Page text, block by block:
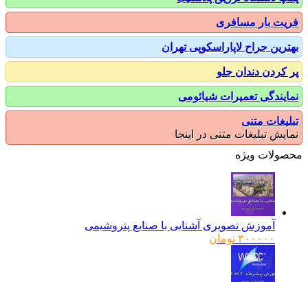
بار مسافری
جراح لاپاراسکوپی تهران
دندان جلو
تعمیرات شیائومی
متنی
تبلیغات متنی در اینجا
ویژه
آموزش تصویری آشنایی با صنایع پتروشیمی
۳۰۰۰۰۰ تومان